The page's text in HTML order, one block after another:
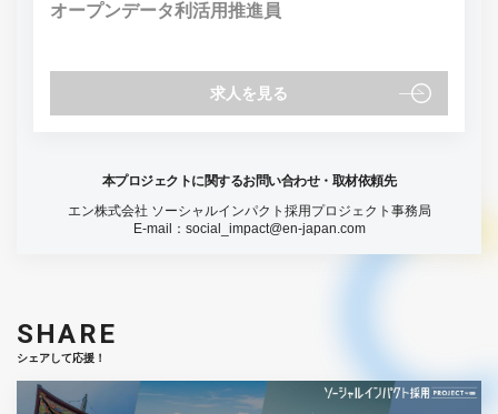
オープンデータ利活用推進員
求人を見る
本プロジェクトに関するお問い合わせ・取材依頼先
エン株式会社 ソーシャルインパクト採用プロジェクト事務局
E-mail： social_impact@en-japan.com
SHARE
シェアして応援！